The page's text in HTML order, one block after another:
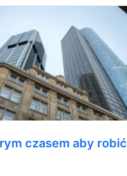
czasem aby robić